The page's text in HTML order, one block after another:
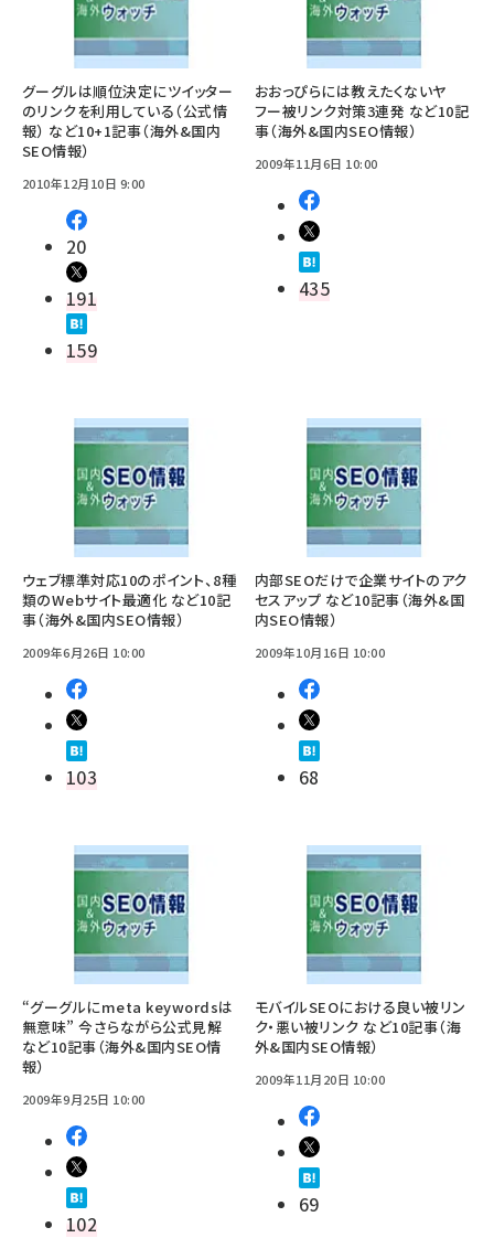
グーグルは順位決定にツイッター
のリンクを利用している（公式情
報） など10+1記事（海外&国内
SEO情報）
2010年12月10日 9:00
20
191
159
おおっぴらには教えたくないヤ
フー被リンク対策3連発 など10記
事（海外&国内SEO情報）
2009年11月6日 10:00
435
ウェブ標準対応10のポイント、8種
類のWebサイト最適化 など10記
事（海外&国内SEO情報）
2009年6月26日 10:00
103
内部SEOだけで企業サイトのアク
セスアップ など10記事（海外&国
内SEO情報）
2009年10月16日 10:00
68
“グーグルにmeta keywordsは
無意味” 今さらながら公式見解
など10記事（海外&国内SEO情
報）
2009年9月25日 10:00
102
モバイルSEOにおける良い被リン
ク・悪い被リンク など10記事（海
外&国内SEO情報）
2009年11月20日 10:00
69